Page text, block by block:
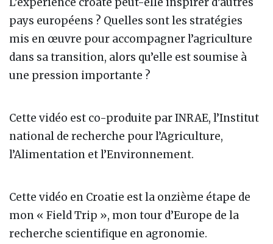
pays européens ? Quelles sont les stratégies
mis en œuvre pour accompagner l’agriculture
dans sa transition, alors qu’elle est soumise à
une pression importante ?
Cette vidéo est co-produite par INRAE, l’Institut
national de recherche pour l’Agriculture,
l’Alimentation et l’Environnement.
Cette vidéo en Croatie est la onzième étape de
mon « Field Trip », mon tour d’Europe de la
recherche scientifique en agronomie.